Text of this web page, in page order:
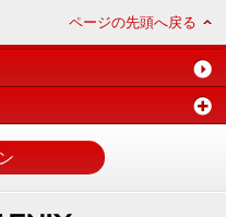
ページの先頭へ戻る